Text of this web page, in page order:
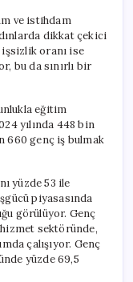
ve istihdam
dikkat çekici
oranı ise
bu da sınırlı bir
eğitim
yılında 448 bin
660 genç iş bulmak
yüzde 53 ile
piyasasında
görülüyor. Genç
sektöründe,
çalışıyor. Genç
yüzde 69,5